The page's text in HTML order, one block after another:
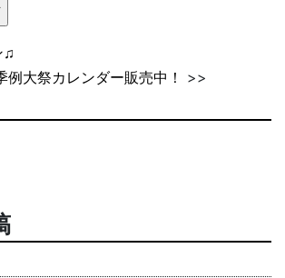
♫
例大祭カレンダー販売中！
>>